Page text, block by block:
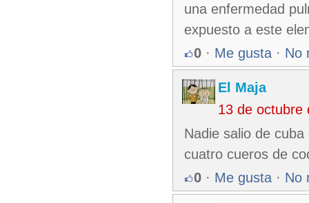
una enfermedad
expuesto a este
0 · Me gusta · No
El Maja
13 de octubre
Nadie salio de
cuatro cueros de
0 · Me gusta · No